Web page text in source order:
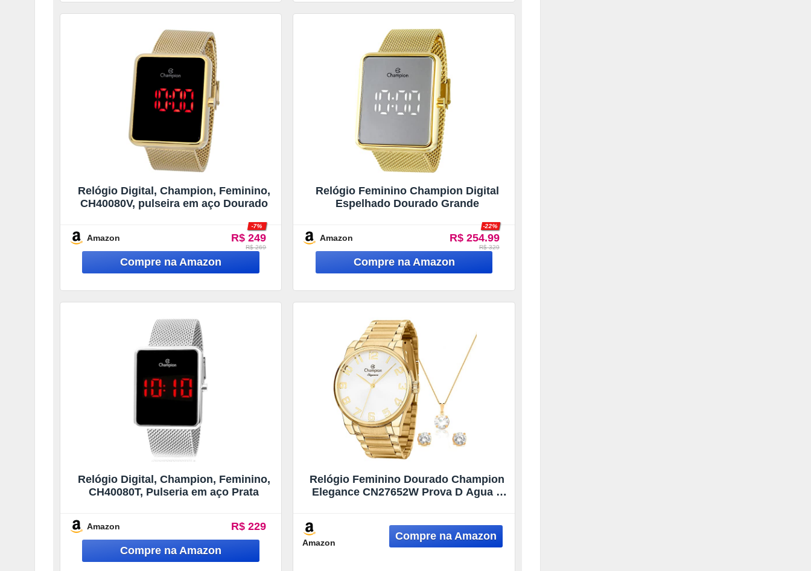
Relógio Digital, Champion, Feminino,
CH40080V, pulseira em aço Dourado
Amazon R$ 249
-7%
R$ 269
Relógio Feminino Champion Digital
Espelhado Dourado Grande
Amazon R$ 254.99
-22%
R$ 329
Relógio Digital, Champion, Feminino,
CH40080T, Pulseria em aço Prata
Amazon R$ 229
Relógio Feminino Dourado Champion
Elegance CN27652W Prova D Agua +
Amazon